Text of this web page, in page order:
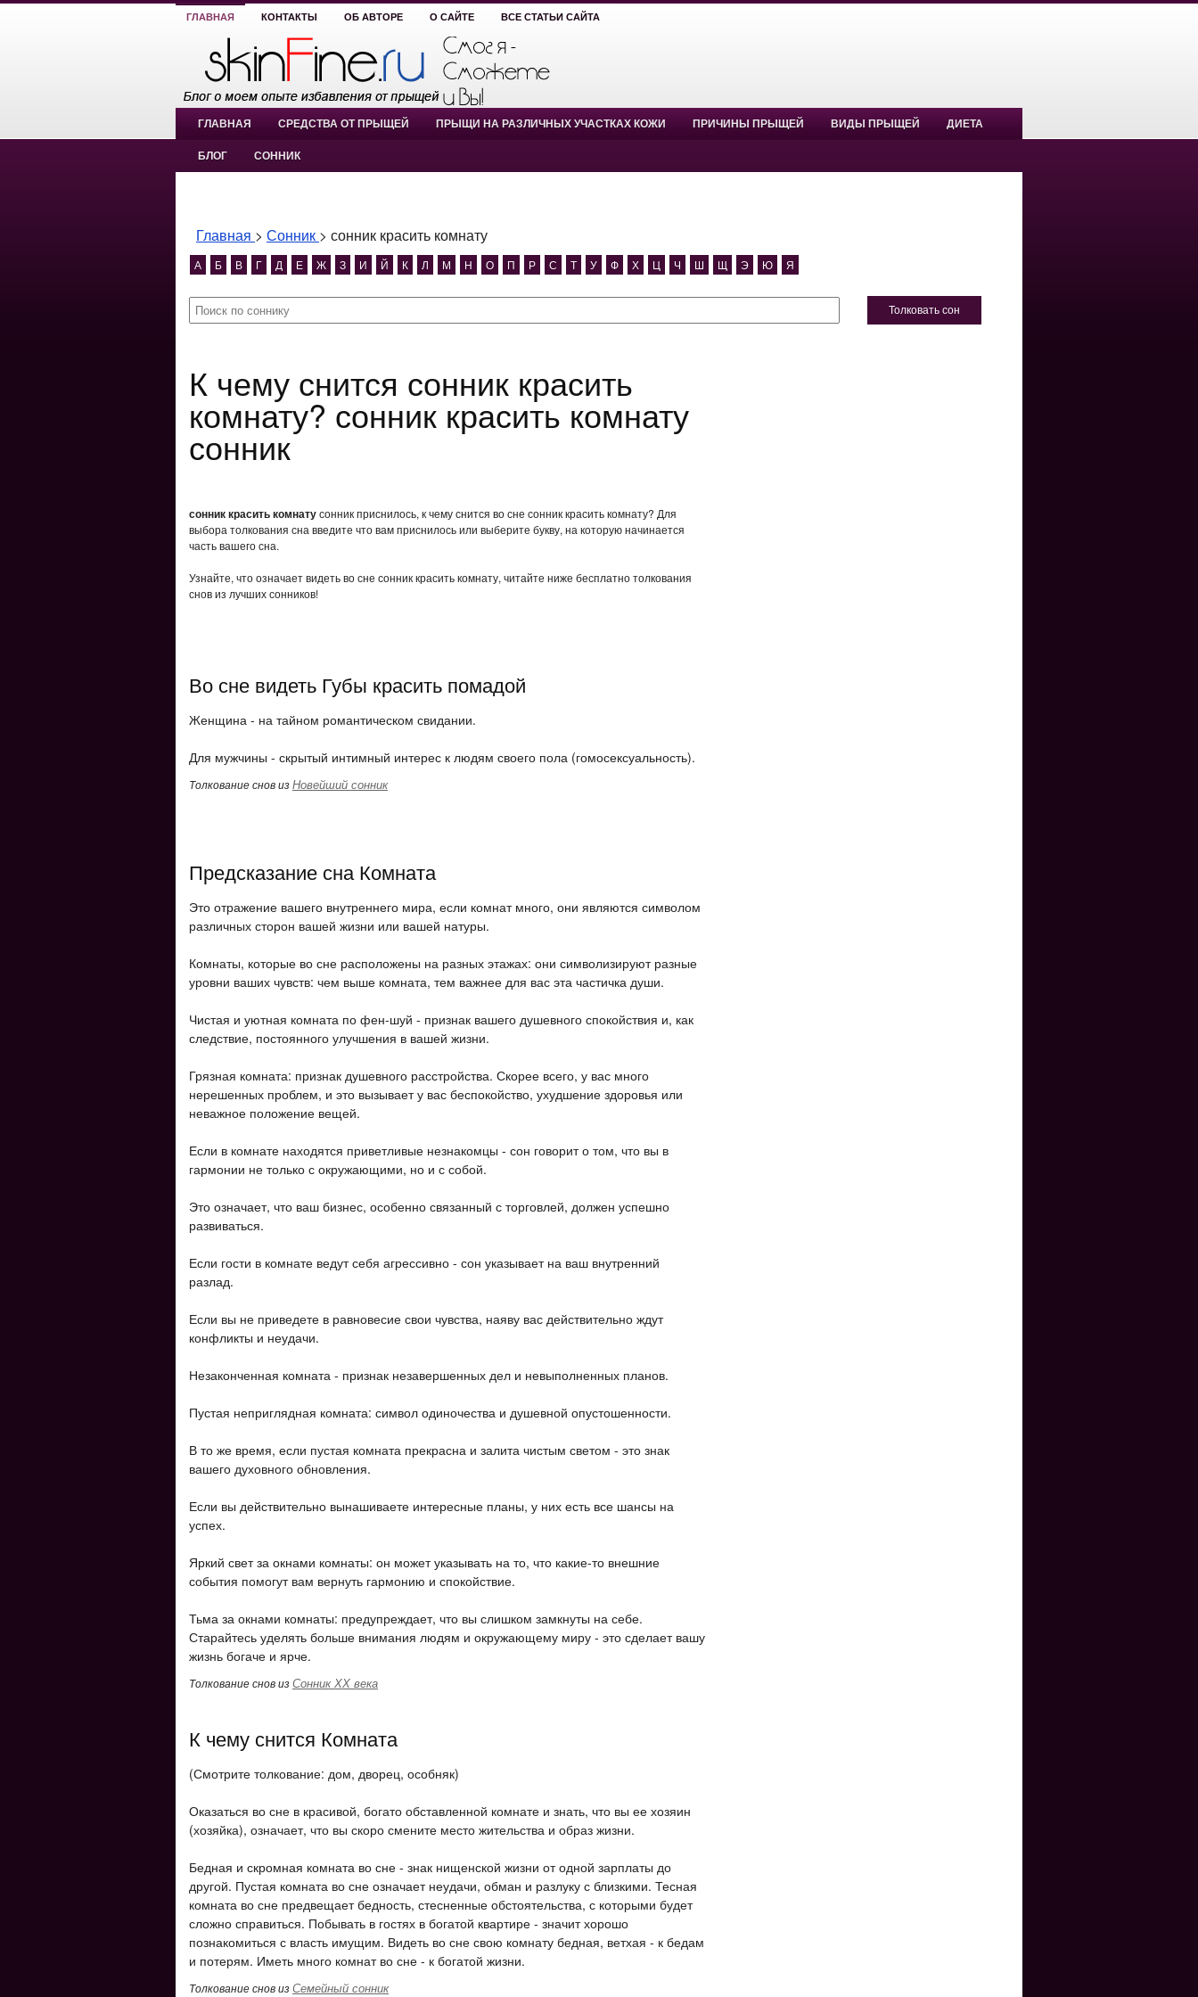
ГЛАВНАЯ КОНТАКТЫ ОБ АВТОРЕ О САЙТЕ ВСЕ СТАТЬИ САЙТА
ГЛАВНАЯ СРЕДСТВА ОТ ПРЫЩЕЙ ПРЫЩИ НА РАЗЛИЧНЫХ УЧАСТКАХ КОЖИ ПРИЧИНЫ ПРЫЩЕЙ ВИДЫ ПРЫЩЕЙ ДИЕТА
БЛОГ СОННИК
Главная > Сонник > сонник красить комнату
А Б В Г Д Е Ж З И Й К Л М Н О П Р С Т У Ф Х Ц Ч Ш Щ Э Ю Я
Толковать сон
К чему снится сонник красить
комнату? сонник красить комнату
сонник
сонник красить комнатусонник приснилось, к чему снится во сне сонник красить комнату? Для
выбора толкования сна введите что вам приснилось или выберите букву, на которую начинается
часть вашего сна.
Узнайте, что означает видеть во сне сонник красить комнату, читайте ниже бесплатно толкования
снов из лучших сонников!
Во сне видеть Губы красить помадой
Женщина - на тайном романтическом свидании.
Для мужчины - скрытый интимный интерес к людям своего пола (гомосексуальность).
Толкование снов изНовейший сонник
Предсказание сна Комната
Это отражение вашего внутреннего мира, если комнат много, они являются символом
различных сторон вашей жизни или вашей натуры.
Комнаты, которые во сне расположены на разных этажах: они символизируют разные
уровни ваших чувств: чем выше комната, тем важнее для вас эта частичка души.
Чистая и уютная комната по фен-шуй - признак вашего душевного спокойствия и, как
следствие, постоянного улучшения в вашей жизни.
Грязная комната: признак душевного расстройства. Скорее всего, у вас много
нерешенных проблем, и это вызывает у вас беспокойство, ухудшение здоровья или
неважное положение вещей.
Если в комнате находятся приветливые незнакомцы - сон говорит о том, что вы в
гармонии не только с окружающими, но и с собой.
Это означает, что ваш бизнес, особенно связанный с торговлей, должен успешно
развиваться.
Если гости в комнате ведут себя агрессивно - сон указывает на ваш внутренний
разлад.
Если вы не приведете в равновесие свои чувства, наяву вас действительно ждут
конфликты и неудачи.
Незаконченная комната - признак незавершенных дел и невыполненных планов.
Пустая неприглядная комната: символ одиночества и душевной опустошенности.
В то же время, если пустая комната прекрасна и залита чистым светом - это знак
вашего духовного обновления.
Если вы действительно вынашиваете интересные планы, у них есть все шансы на
успех.
Яркий свет за окнами комнаты: он может указывать на то, что какие-то внешние
события помогут вам вернуть гармонию и спокойствие.
Тьма за окнами комнаты: предупреждает, что вы слишком замкнуты на себе.
Старайтесь уделять больше внимания людям и окружающему миру - это сделает вашу
жизнь богаче и ярче.
Толкование снов изСонник ХХ века
К чему снится Комната
(Смотрите толкование: дом, дворец, особняк)
Оказаться во сне в красивой, богато обставленной комнате и знать, что вы ее хозяин
(хозяйка), означает, что вы скоро смените место жительства и образ жизни.
Бедная и скромная комната во сне - знак нищенской жизни от одной зарплаты до
другой. Пустая комната во сне означает неудачи, обман и разлуку с близкими. Тесная
комната во сне предвещает бедность, стесненные обстоятельства, с которыми будет
сложно справиться. Побывать в гостях в богатой квартире - значит хорошо
познакомиться с власть имущим. Видеть во сне свою комнату бедная, ветхая - к бедам
и потерям. Иметь много комнат во сне - к богатой жизни.
Толкование снов изСемейный сонник